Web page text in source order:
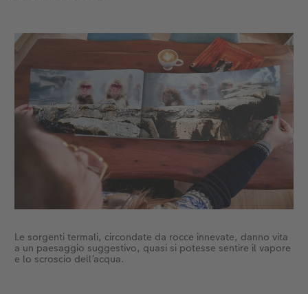
Le sorgenti termali, circondate da rocce innevate, danno vita
a un paesaggio suggestivo, quasi si potesse sentire il vapore
e lo scroscio dell’acqua.